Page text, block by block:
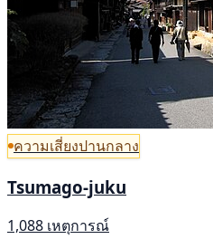
ความเสี่ยงปานกลาง
Tsumago-juku
1,088 เหตุการณ์